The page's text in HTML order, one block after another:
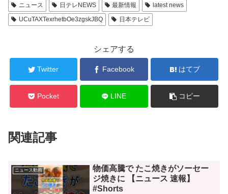
ニュース 日テレNEWS 最新情報
latest news
UCuTAXTexrhetbOe3zgskJBQ
日本テレビ
シェアする
Twitter Facebook はてブ
Pocket LINE コピー
関連記事
ニュース動画
物価高騰で たこ焼きがソーセー
ジ焼きに 【ニュース 速報】
#Shorts